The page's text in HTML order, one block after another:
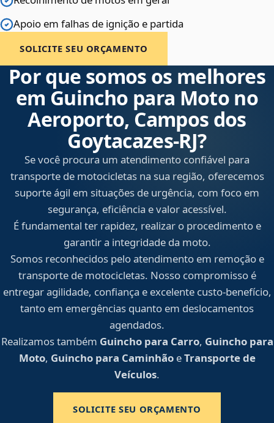
Apoio em falhas de ignição e partida
SOLICITE SEU ORÇAMENTO
Por que somos os melhores
em Guincho para Moto no
Aeroporto, Campos dos
Goytacazes‑RJ?
Se você procura um atendimento confiável para
transporte de motocicletas na sua região, oferecemos
suporte ágil em situações de urgência, com foco em
segurança, eficiência e valor acessível.
É fundamental ter rapidez, realizar o procedimento e
garantir a integridade da moto.
Somos reconhecidos pelo atendimento em remoção e
transporte de motocicletas. Nosso compromisso é
entregar agilidade, confiança e excelente custo-benefício,
tanto em emergências quanto em deslocamentos
agendados.
Realizamos também Guincho para Carro, Guincho para
Moto, Guincho para CaminhãoeTransporte de
Veículos.
SOLICITE SEU ORÇAMENTO